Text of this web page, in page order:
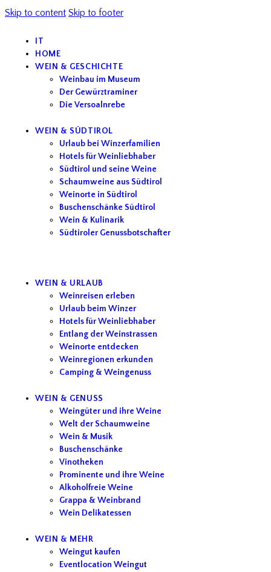
Skip to content Skip to footer
IT
HOME
WEIN & GESCHICHTE
Weinbau im Museum
Der Gewürztraminer
Die Versoalnrebe
WEIN & SÜDTIROL
Urlaub bei Winzerfamilien
Hotels für Weinliebhaber
Südtirol und seine Weine
Schaumweine aus Südtirol
Weinorte in Südtirol
Buschenschänke Südtirol
Wein & Kulinarik
Südtiroler Genussbotschafter
WEIN & URLAUB
Weinreisen erleben
Urlaub beim Winzer
Hotels für Weinliebhaber
Entlang der Weinstrassen
Weinorte entdecken
Weinregionen erkunden
Camping & Weingenuss
WEIN & GENUSS
Weingüter und ihre Weine
Welt der Schaumweine
Wein & Musik
Buschenschänke
Vinotheken
Prominente und ihre Weine
Alkoholfreie Weine
Grappa & Weinbrand
Wein Delikatessen
WEIN & MEHR
Weingut kaufen
Eventlocation Weingut